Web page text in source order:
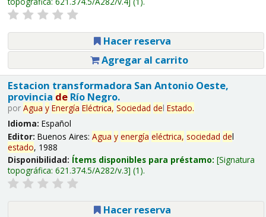
Hacer reserva
Agregar al carrito
Estacion transformadora San Antonio Oeste,
provincia deRío Negro.
por Agua y Energía Eléctrica, Sociedad del Estado.
Idioma: Español
Editor: Buenos Aires: Agua y energía eléctrica, sociedad del
estado, 1988
Disponibilidad: Ítems disponibles para préstamo: Signatura
topográfica: 621.374.5/A282/v.3 (1).
Hacer reserva